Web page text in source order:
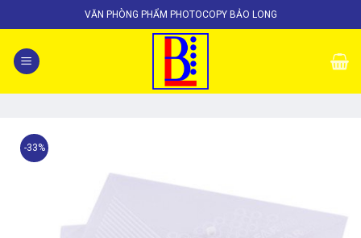
to
content
VĂN PHÒNG PHẨM PHOTOCOPY BẢO LONG
-33%